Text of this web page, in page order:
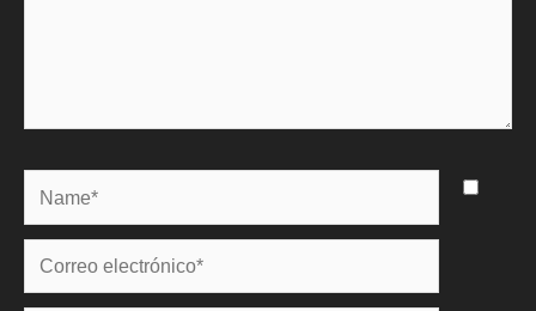
Name*
Correo
electrónico*